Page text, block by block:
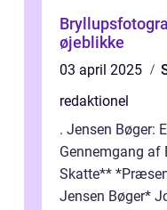
øjeblikke
03 april 2025
redaktionel
. Jensen Bøger:
Gennemgang af
Skatte**
Jensen Bøger*